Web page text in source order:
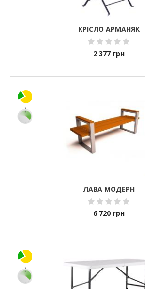
КРІСЛО АРМАНЯК
2 377 грн
ЛАВА МОДЕРН
6 720 грн